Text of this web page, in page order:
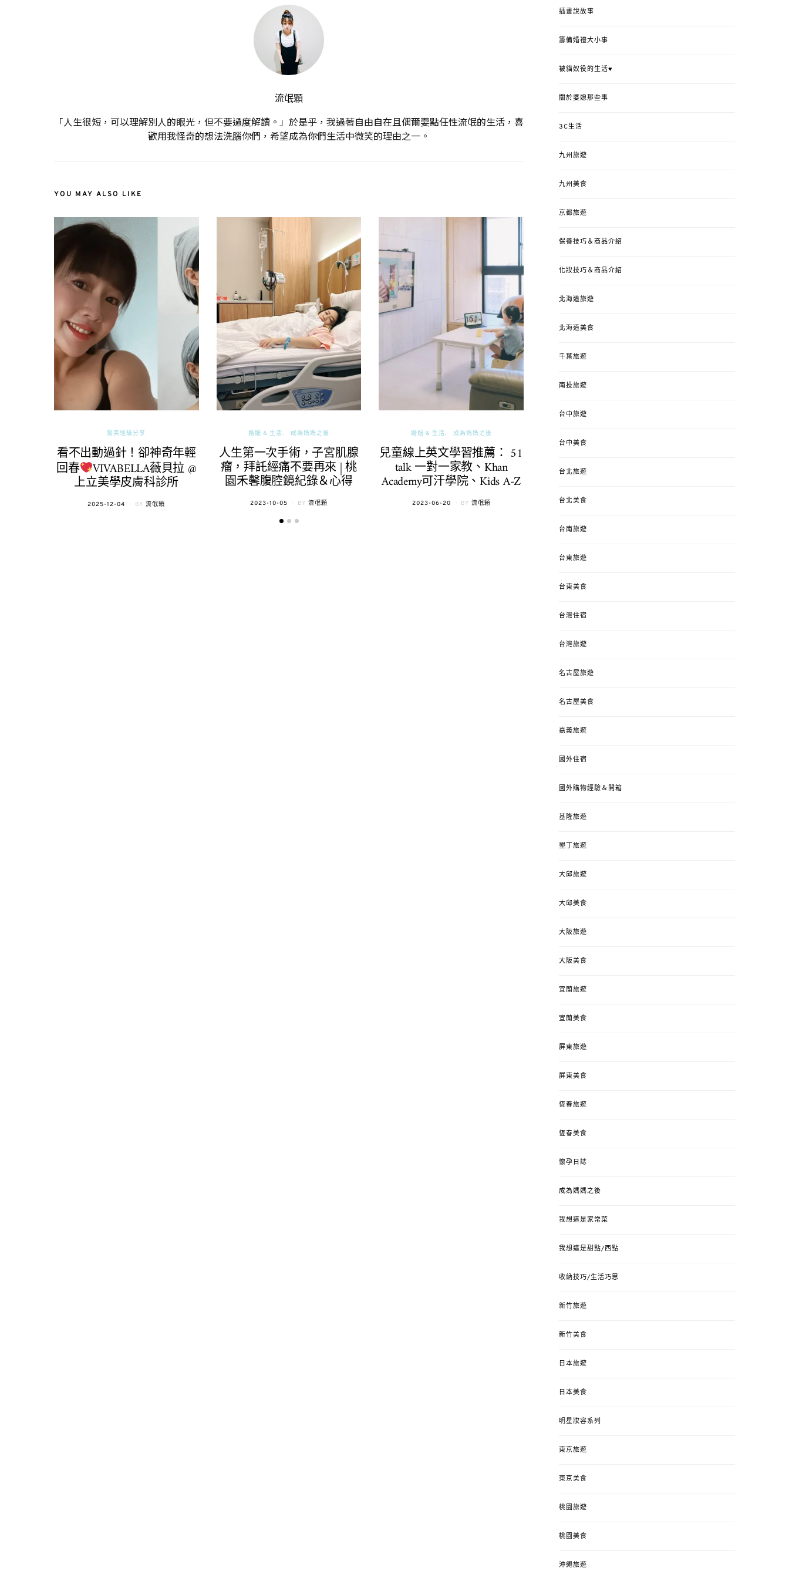
流氓顆
「人生很短，可以理解別人的眼光，但不要過度解讀。」於是乎，我過著自由自在且偶爾耍點任性流氓的生活，喜
歡用我怪奇的想法洗腦你們，希望成為你們生活中微笑的理由之一。
YOU MAY ALSO LIKE
醫美經驗分享
看不出動過針！卻神奇年輕
回春 VIVABELLA薇貝拉 @
上立美學皮膚科診所
POSTED
2025-12-04 BY 流氓顆
婚姻 & 生活 成為媽媽之後
人生第一次手術，子宮肌腺
瘤，拜託經痛不要再來 | 桃
園禾馨腹腔鏡紀錄＆心得
POSTED
2023-10-05 BY 流氓顆
婚姻 & 生活 成為媽媽之後
兒童線上英文學習推薦： 51
talk 一對一家教、Khan
Academy可汗學院、Kids A-Z
POSTED
2023-06-20 BY 流氓顆
錯、認識華德福
ON
插畫說故事
籌備婚禮大小事
被貓奴役的生活♥
關於婆媳那些事
3C生活
九州旅遊
九州美食
京都旅遊
保養技巧＆商品介紹
化妝技巧＆商品介紹
北海道旅遊
北海道美食
千葉旅遊
南投旅遊
台中旅遊
台中美食
台北旅遊
台北美食
台南旅遊
台東旅遊
台東美食
台灣住宿
台灣旅遊
名古屋旅遊
名古屋美食
嘉義旅遊
國外住宿
國外購物經驗＆開箱
基隆旅遊
墾丁旅遊
大邱旅遊
大邱美食
大阪旅遊
大阪美食
宜蘭旅遊
宜蘭美食
屏東旅遊
屏東美食
恆春旅遊
恆春美食
懷孕日誌
成為媽媽之後
我想這是家常菜
我想這是甜點/西點
收納技巧/生活巧思
新竹旅遊
新竹美食
日本旅遊
日本美食
明星妝容系列
東京旅遊
東京美食
桃園旅遊
桃園美食
沖繩旅遊